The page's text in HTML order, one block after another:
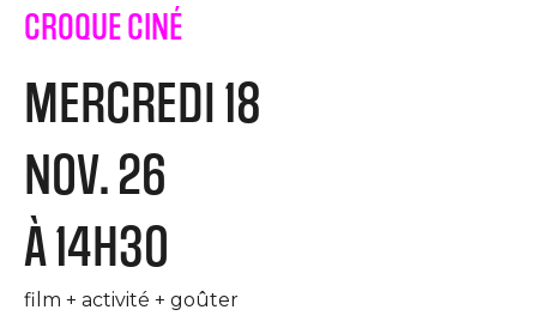
CROQUE CINÉ
MERCREDI 18
NOV. 26
À 14H30
film + activité + goûter